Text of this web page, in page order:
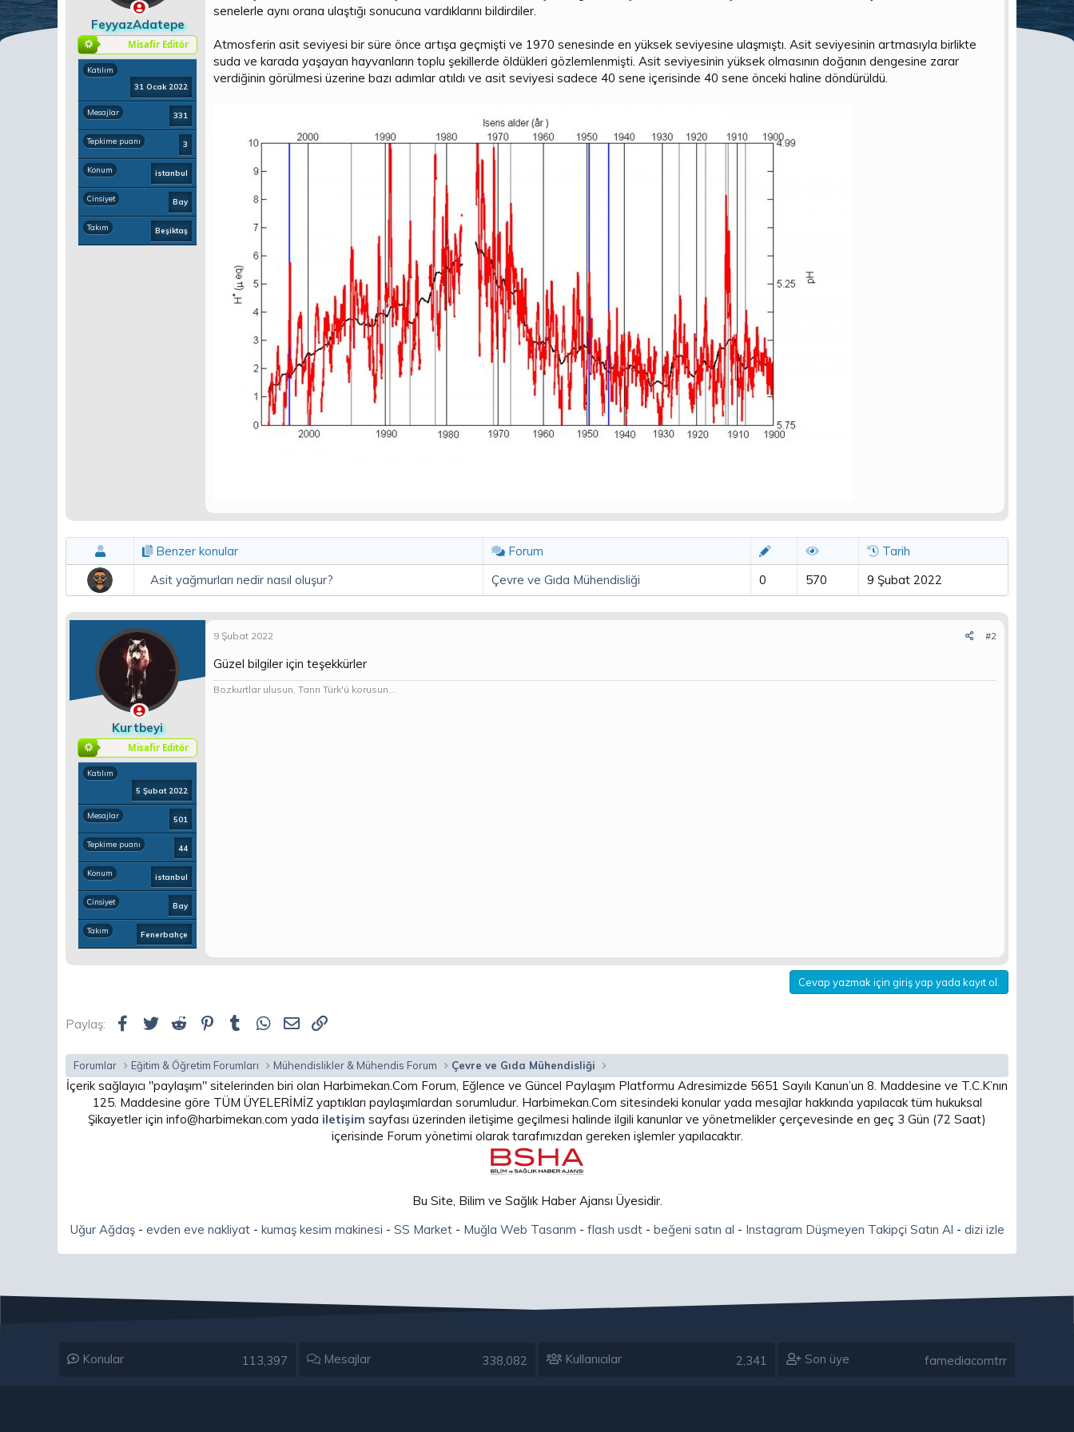
a
t
a
r
i
h
i
FeyyazAdatepe
Misafir Editör
Katılım
31 Ocak 2022
Mesajlar 331
Tepkime puanı 3
Konum istanbul
Cinsiyet Bay
Takım Beşiktaş
senelerle aynı orana ulaştığı sonucuna vardıklarını bildirdiler.
Atmosferin asit seviyesi bir süre önce artışa geçmişti ve 1970 senesinde en yüksek seviyesine ulaşmıştı. Asit seviyesinin artmasıyla birlikte
suda ve karada yaşayan hayvanların toplu şekillerde öldükleri gözlemlenmişti. Asit seviyesinin yüksek olmasının doğanın dengesine zarar
verdiğinin görülmesi üzerine bazı adımlar atıldı ve asit seviyesi sadece 40 sene içerisinde 40 sene önceki haline döndürüldü.
Benzer konular Forum
Tarih
Asit yağmurları nedir nasıl oluşur?
Çevre ve Gıda Mühendisliği 0 570 9 Şubat 2022
Kurtbeyi
Misafir Editör
Katılım
5 Şubat 2022
Mesajlar 501
Tepkime puanı 44
Konum istanbul
Cinsiyet Bay
Takım Fenerbahçe
9 Şubat 2022 #2
Güzel bilgiler için teşekkürler
Bozkurtlar ulusun, Tanrı Türk'ü korusun...
Cevap yazmak için giriş yap yada kayıt ol.
Paylaş: Facebook
TwitterReddit Pinterest
Tumblr WhatsApp
E-posta
Forumlar Eğitim & Öğretim Forumları Mühendislikler & Mühendis Forum Çevre ve Gıda Mühendisliği
İçerik sağlayıcı "paylaşım" sitelerinden biri olan Harbimekan.Com Forum, Eğlence ve Güncel Paylaşım Platformu Adresimizde 5651 Sayılı Kanun’un 8. Maddesine ve T.C.K’nın
125. Maddesine göre TÜM ÜYELERİMİZ yaptıkları paylaşımlardan sorumludur. Harbimekan.Com sitesindeki konular yada mesajlar hakkında yapılacak tüm hukuksal
Şikayetler için info@harbimekan.com yada iletişim sayfası üzerinden iletişime geçilmesi halinde ilgili kanunlar ve yönetmelikler çerçevesinde en geç 3 Gün (72 Saat)
içerisinde Forum yönetimi olarak tarafımızdan gereken işlemler yapılacaktır.
Bu Site, Bilim ve Sağlık Haber Ajansı Üyesidir.
Uğur Ağdaş- evden eve nakliyat- kumaş kesim makinesi - SS Market- Muğla Web Tasarım - flash usdt- beğeni satın al - Instagram Düşmeyen Takipçi Satın Al - dizi izle
Konular 113,397 Mesajlar 338,082 Kullanıcılar 2,341 Son üye famediacomtrr